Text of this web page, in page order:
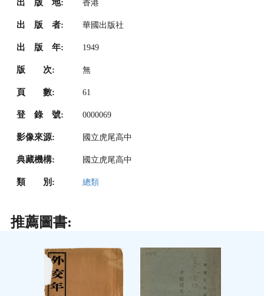
出 版 地: 香港
出 版 者: 華國出版社
出 版 年: 1949
版 次: 無
頁 數: 61
登 錄 號: 0000069
影像來源: 國立虎尾高中
典藏機構: 國立虎尾高中
類 別: 總類
推薦圖書: